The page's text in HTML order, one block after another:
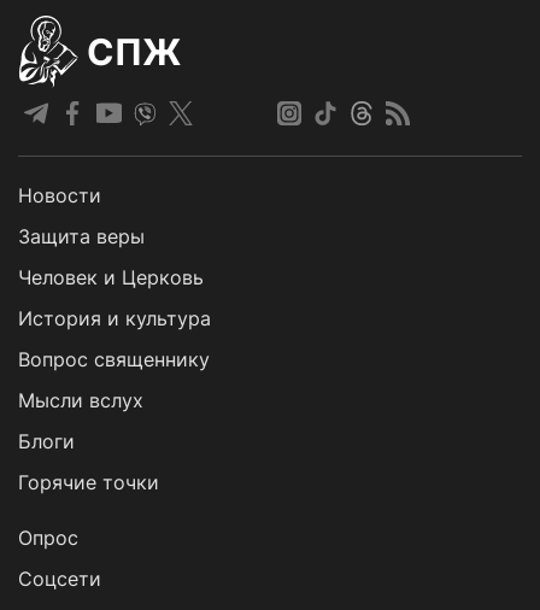
СПЖ
Новости
Защита веры
Человек и Церковь
История и культура
Вопрос священнику
Мысли вслух
Блоги
Горячие точки
Опрос
Cоцсети